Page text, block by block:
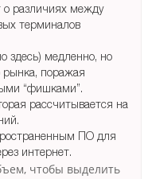
о различиях между
терминалов
здесь) медленно, но
рынка, поражая
“фишками”.
рассчитывается на
ПО для
интернет.
чтобы выделить